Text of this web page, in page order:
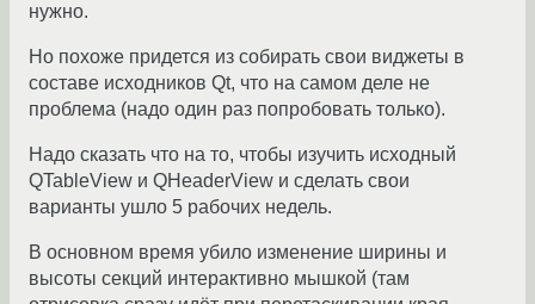
нужно.
Но похоже придется из собирать свои виджеты в
составе исходников Qt, что на самом деле не
проблема (надо один раз попробовать только).
Надо сказать что на то, чтобы изучить исходный
QTableView и QHeaderView и сделать свои
варианты ушло 5 рабочих недель.
В основном время убило изменение ширины и
высоты секций интерактивно мышкой (там